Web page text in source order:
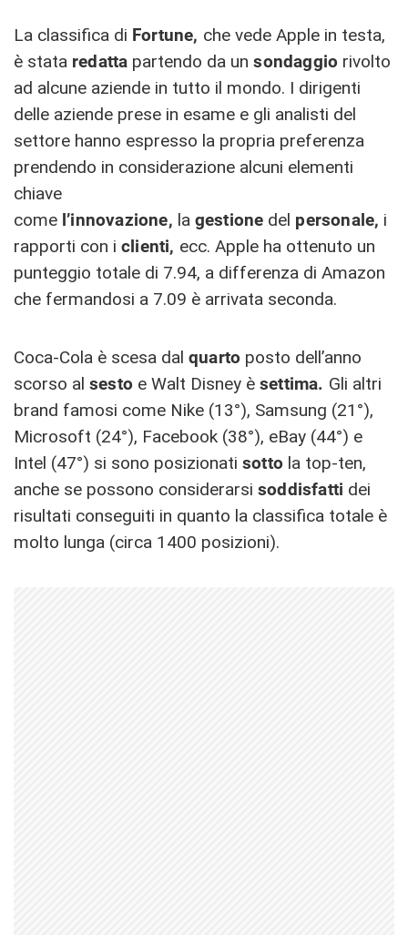
La classifica di Fortune, che vede Apple in testa,
è stata redatta partendo da unsondaggio rivolto
ad alcune aziende in tutto il mondo. I dirigenti
delle aziende prese in esame e gli analisti del
settore hanno espresso la propria preferenza
prendendo in considerazione alcuni elementi
chiave
come l’innovazione, la gestione del personale, i
rapporti con i clienti, ecc. Apple ha ottenuto un
punteggio totale di 7.94, a differenza di Amazon
che fermandosi a 7.09 è arrivata seconda.
Coca-Cola è scesa dal quarto posto dell’anno
scorso al sesto e Walt Disney è settima. Gli altri
brand famosi come Nike (13°), Samsung (21°),
Microsoft (24°), Facebook (38°), eBay (44°) e
Intel (47°) si sono posizionati sotto la top-ten,
anche se possono considerarsi soddisfatti dei
risultati conseguiti in quanto la classifica totale è
molto lunga (circa 1400 posizioni).